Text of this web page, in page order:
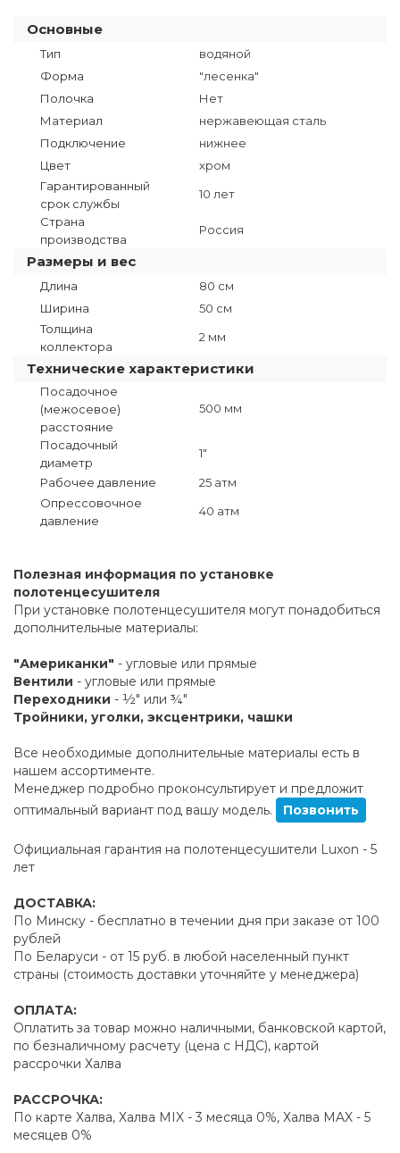
Основные
Тип
водяной
Форма
"лесенка"
Полочка
Нет
Материал
нержавеющая сталь
Подключение
нижнее
Цвет
хром
Гарантированный
срок службы
10 лет
Страна
производства
Россия
Размеры и вес
Длина
80 см
Ширина
50 см
Толщина
коллектора
2 мм
Технические характеристики
Посадочное
(межосевое)
расстояние
500 мм
Посадочный
диаметр
1"
Рабочее давление
25 атм
Опрессовочное
давление
40 атм
Полезная информация по установке
полотенцесушителя
При установке полотенцесушителя могут понадобиться
дополнительные материалы:
"Американки" - угловые или прямые
Вентили - угловые или прямые
Переходники - ½" или ¾"
Тройники, уголки, эксцентрики, чашки
Все необходимые дополнительные материалы есть в
нашем ассортименте.
Менеджер подробно проконсультирует и предложит
оптимальный вариант под вашу модель.
Позвонить
Официальная гарантия на полотенцесушители Luxon - 5
лет
ДОСТАВКА:
По Минску - бесплатно в течении дня при заказе от 100
рублей
По Беларуси - от 15 руб. в любой населенный пункт
страны (стоимость доставки уточняйте у менеджера)
ОПЛАТА:
Оплатить за товар можно наличными, банковской картой,
по безналичному расчету (цена с НДС), картой
рассрочки Халва
РАССРОЧКА:
По карте Халва, Халва MIX - 3 месяца 0%, Халва MAX - 5
месяцев 0%